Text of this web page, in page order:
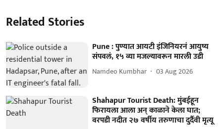
Related Stories
Pune : पुण्यात आयटी इंजिनियरनं आयुष्य
संपवलं, १५ व्या मजल्यावरून मारली उडी
Namdeo Kumbhar 03 Aug 2026
Shahapur Tourist Death: मुंबईहून
फिरायला आला अन् काळाने केला घात;
वरपडी नदीत २७ वर्षीय तरुणाचा दुर्दैवी मृत्यू